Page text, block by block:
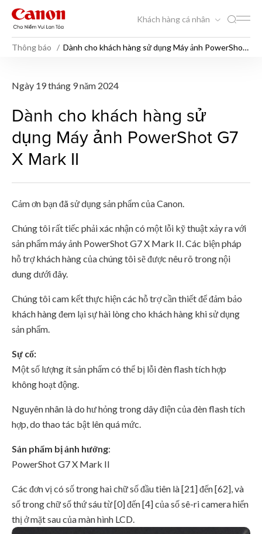
Khách hàng cá nhân
Thông báo
Dành cho khách hàng sử dụng Máy ảnh PowerShot
Dành cho khách hàng sử
Ngày 19 tháng 9 năm 2024
Dành cho khách hàng sử
dụng Máy ảnh PowerShot G7
X Mark II
Cảm ơn bạn đã sử dụng sản phẩm của Canon.
Chúng tôi rất tiếc phải xác nhận có một lỗi kỹ thuật xảy ra với
sản phẩm máy ảnh PowerShot G7 X Mark II. Các biện pháp
hỗ trợ khách hàng của chúng tôi sẽ được nêu rõ trong nội
dung dưới đây.
Chúng tôi cam kết thực hiện các hỗ trợ cần thiết để đảm bảo
khách hàng đem lại sự hài lòng cho khách hàng khi sử dụng
sản phẩm.
Sự cố:
Một số lượng ít sản phẩm có thể bị lỗi đèn flash tích hợp
không hoạt động.
Nguyên nhân là do hư hỏng trong dây điện của đèn flash tích
hợp, do thao tác bật lên quá mức.
Sản phẩm bị ảnh hưởng:
PowerShot G7 X Mark II
Các đơn vị có số trong hai chữ số đầu tiên là [21] đến [62], và
số trong chữ số thứ sáu từ [0] đến [4] của số sê-ri camera hiển
thị ở mặt sau của màn hình LCD.